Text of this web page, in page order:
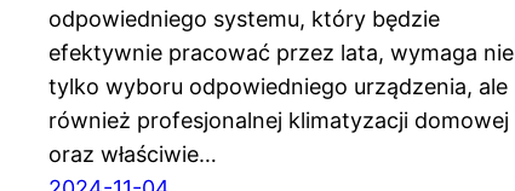
odpowiedniego systemu, który będzie
efektywnie pracować przez lata, wymaga nie
tylko wyboru odpowiedniego urządzenia, ale
również profesjonalnej klimatyzacji domowej
oraz właściwie…